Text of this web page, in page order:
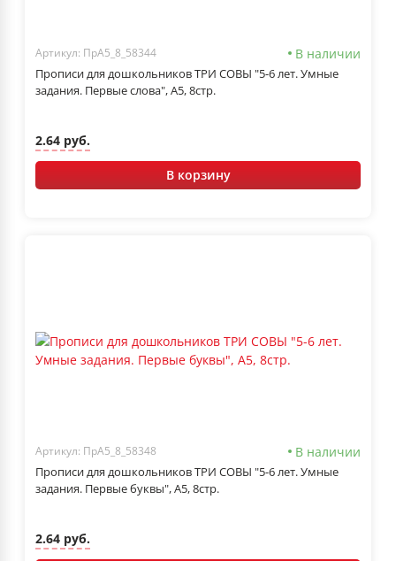
Артикул: ПрА5_8_58344 В наличии
Прописи для дошкольников ТРИ СОВЫ "5-6 лет. Умные
задания. Первые слова", А5, 8стр.
2.64 руб.
В корзину
Артикул: ПрА5_8_58348 В наличии
Прописи для дошкольников ТРИ СОВЫ "5-6 лет. Умные
задания. Первые буквы", А5, 8стр.
2.64 руб.